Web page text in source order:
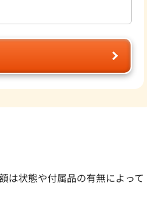
は状態や付属品の有無によって